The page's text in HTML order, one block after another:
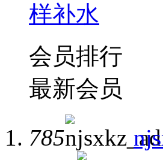
样补水
会员排行
最新会员
785